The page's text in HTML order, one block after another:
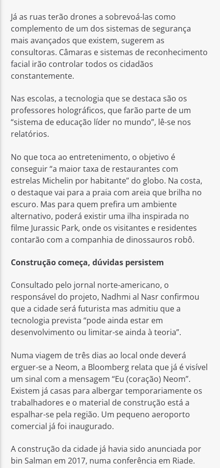
Já as ruas terão drones a sobrevoá-las como
complemento de um dos sistemas de segurança
mais avançados que existem, sugerem as
consultoras. Câmaras e sistemas de reconhecimento
facial irão controlar todos os cidadãos
constantemente.
Nas escolas, a tecnologia que se destaca são os
professores holográficos, que farão parte de um
“sistema de educação líder no mundo”, lê-se nos
relatórios.
No que toca ao entretenimento, o objetivo é
conseguir “a maior taxa de restaurantes com
estrelas Michelin por habitante” do globo. Na costa,
o destaque vai para a praia com areia que brilha no
escuro. Mas para quem prefira um ambiente
alternativo, poderá existir uma ilha inspirada no
filme Jurassic Park, onde os visitantes e residentes
contarão com a companhia de dinossauros robô.
Construção começa, dúvidas persistem
Consultado pelo jornal norte-americano, o
responsável do projeto, Nadhmi al Nasr confirmou
que a cidade será futurista mas admitiu que a
tecnologia prevista “pode ainda estar em
desenvolvimento ou limitar-se ainda à teoria”.
Numa viagem de três dias ao local onde deverá
erguer-se a Neom, a Bloomberg relata que já é visível
um sinal com a mensagem “Eu (coração) Neom”.
Existem já casas para albergar temporariamente os
trabalhadores e o material de construção está a
espalhar-se pela região. Um pequeno aeroporto
comercial já foi inaugurado.
A construção da cidade já havia sido anunciada por
bin Salman em 2017, numa conferência em Riade.